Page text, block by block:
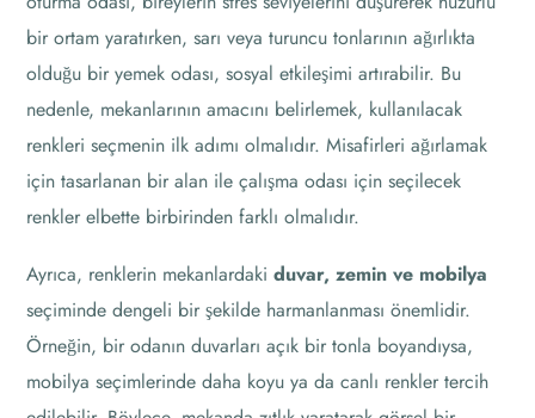
bir ortam yaratırken, sarı veya turuncu tonlarının ağırlıkta
olduğu bir yemek odası, sosyal etkileşimi artırabilir. Bu
nedenle, mekanlarının amacını belirlemek, kullanılacak
renkleri seçmenin ilk adımı olmalıdır. Misafirleri ağırlamak
için tasarlanan bir alan ile çalışma odası için seçilecek
renkler elbette birbirinden farklı olmalıdır.
Ayrıca, renklerin mekanlardakiduvar, zemin ve mobilya
seçiminde dengeli bir şekilde harmanlanması önemlidir.
Örneğin, bir odanın duvarları açık bir tonla boyandıysa,
mobilya seçimlerinde daha koyu ya da canlı renkler tercih